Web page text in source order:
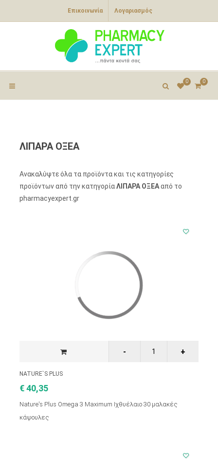
Επικοινωνία Λογαριασμός
0
0
ΛΙΠΑΡΑ ΟΞΕΑ
Ανακαλύψτε όλα τα προϊόντα και τις κατηγορίες
προϊόντων από την κατηγορίαΛΙΠΑΡΑ ΟΞΕΑαπό το
pharmacyexpert.gr
NATURE`S PLUS
€ 40,35
Nature's Plus Omega 3 Maximum Ιχθυέλαιο 30 μαλακές
κάψουλες